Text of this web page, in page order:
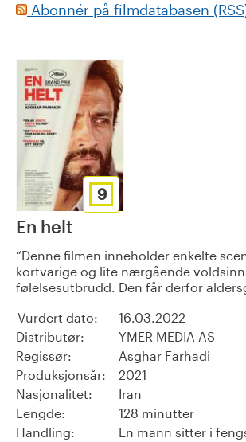
Abonnér på filmdatabasen
9
En helt
Denne filmen inneholder enkelte
kortvarige og lite nærgående
følelsesutbrudd. Den får derfor
Vurdert dato:
16.03.2022
Distributør:
YMER MEDIA AS
Regissør:
Asghar Farhadi
Produksjonsår:
2021
Nasjonalitet:
Iran
Lengde:
128 minutter
Handling:
En mann sitter i